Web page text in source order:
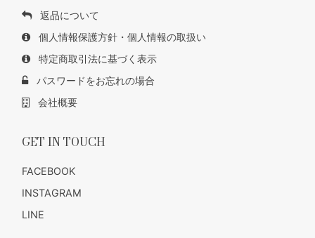
返品について
個人情報保護方針・個人情報の取扱い
特定商取引法に基づく表示
パスワードをお忘れの場合
会社概要
GET IN TOUCH
FACEBOOK
INSTAGRAM
LINE